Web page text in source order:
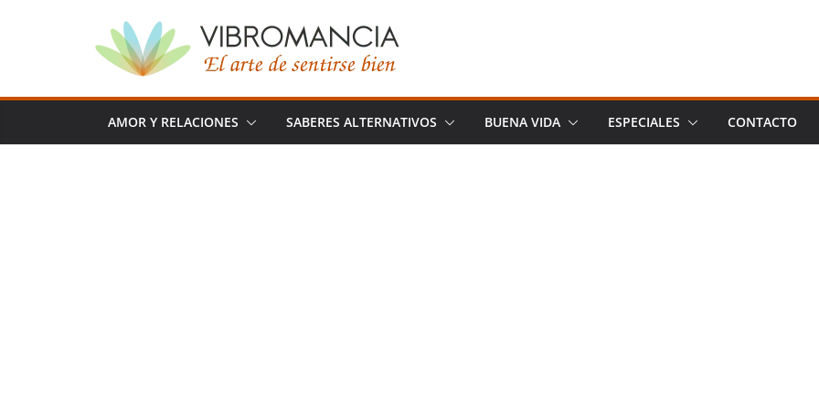
AMOR Y RELACIONES SABERES ALTERNATIVOS BUENA VIDA ESPECIALES CONTACTO